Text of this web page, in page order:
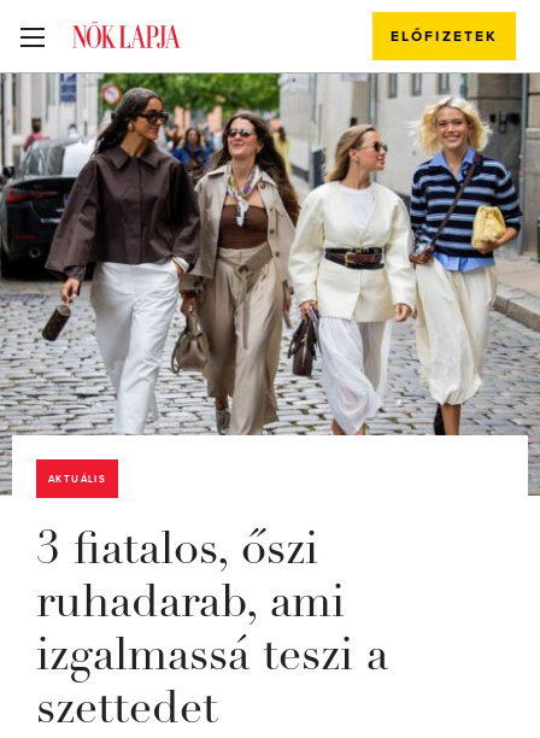
ELŐFIZETEK
AKTUÁLIS
3 fiatalos, őszi
ruhadarab, ami
izgalmassá teszi a
szettedet